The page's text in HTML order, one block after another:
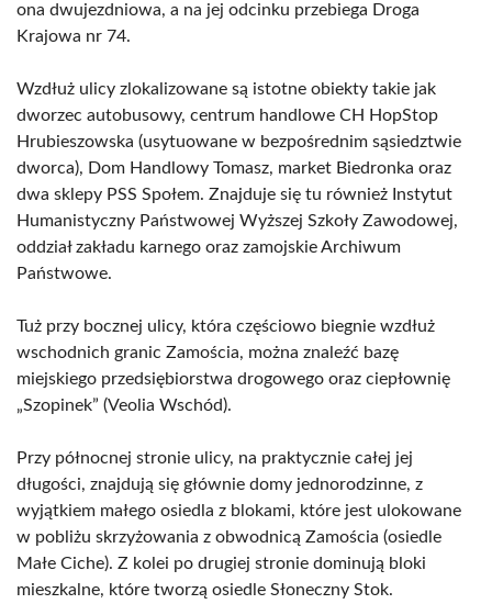
ona dwujezdniowa, a na jej odcinku przebiega Droga
Krajowa nr 74.
Wzdłuż ulicy zlokalizowane są istotne obiekty takie jak
dworzec autobusowy, centrum handlowe CH HopStop
Hrubieszowska (usytuowane w bezpośrednim sąsiedztwie
dworca), Dom Handlowy Tomasz, market Biedronka oraz
dwa sklepy PSS Społem. Znajduje się tu również Instytut
Humanistyczny Państwowej Wyższej Szkoły Zawodowej,
oddział zakładu karnego oraz zamojskie Archiwum
Państwowe.
Tuż przy bocznej ulicy, która częściowo biegnie wzdłuż
wschodnich granic Zamościa, można znaleźć bazę
miejskiego przedsiębiorstwa drogowego oraz ciepłownię
„Szopinek” (Veolia Wschód).
Przy północnej stronie ulicy, na praktycznie całej jej
długości, znajdują się głównie domy jednorodzinne, z
wyjątkiem małego osiedla z blokami, które jest ulokowane
w pobliżu skrzyżowania z obwodnicą Zamościa (osiedle
Małe Ciche). Z kolei po drugiej stronie dominują bloki
mieszkalne, które tworzą osiedle Słoneczny Stok.